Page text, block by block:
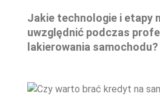
Jakie technologie i etapy
uwzględnić podczas
lakierowania samochodu?